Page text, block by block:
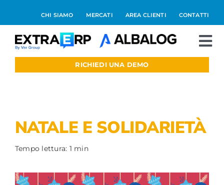
al
contenuto
CHI SIAMO MERCATI AREA CLIENTI CONTATTI
Extraerp Aree
Integrazioni
RICHIEDI UNA DEMO
NATALE E SOLIDARIETÀ
Tempo lettura: 1 min